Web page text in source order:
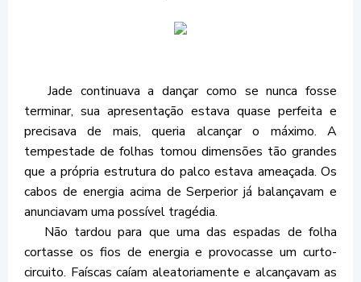
Jade continuava a dançar como se nunca fosse
terminar, sua apresentação estava quase perfeita e
precisava de mais, queria alcançar o máximo. A
tempestade de folhas tomou dimensões tão grandes
que a própria estrutura do palco estava ameaçada. Os
cabos de energia acima de Serperior já balançavam e
anunciavam uma possível tragédia.
Não tardou para que uma das espadas de folha
cortasse os fios de energia e provocasse um curto-
circuito. Faíscas caíam aleatoriamente e alcançavam as